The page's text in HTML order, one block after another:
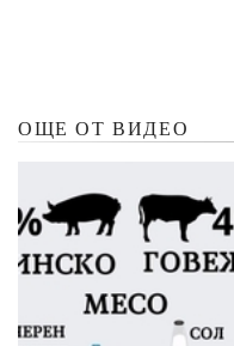
ОЩЕ ОТ ВИДЕО